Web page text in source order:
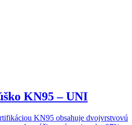
KN95 – UNI
KN95 obsahuje dvojvrstvovú